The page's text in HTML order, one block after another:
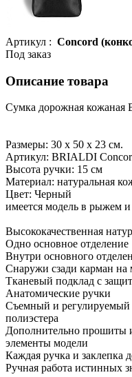
Артикул : Concord
Под заказ
Описание товара
Сумка дорожная кожаная
Размеры: 30 х 50 х 23 см.
Артикул: BRIALDI
Высота ручки: 15 см
Материал: натуральная
Цвет: Черный
имеется модель в рыжем
Высококачественная
Одно основное отделение
Внутри основного
Снаружи сзади карман на
Тканевый подклад с
Анатомические ручки
Съемный и регулируемый
полиэстера
Дополнительно прошиты
элементы модели
Каждая ручка и заклепка
Ручная работа истинных